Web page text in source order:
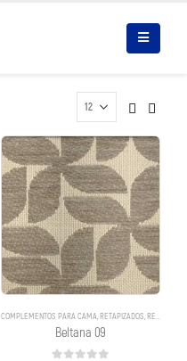
COMPLEMENTOS PARA CAMA,RETAPIZADOS,RETAPIZADOS
Beltana 09